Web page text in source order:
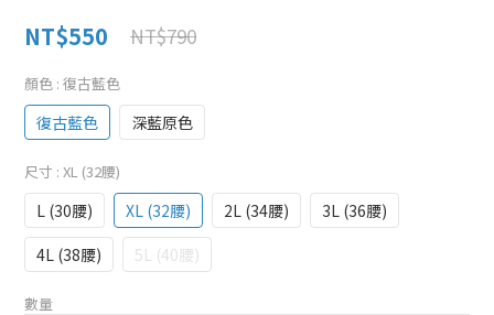
NT$550 NT$790
顏色 : 復古藍色
復古藍色 深藍原色
尺寸 : XL (32腰)
L (30腰) XL (32腰) 2L (34腰)
3L (36腰)
4L (38腰)
5L (40腰)
數量